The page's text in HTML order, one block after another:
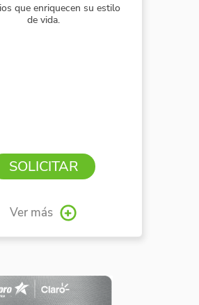
que enriquecen su estilo
de vida.
SOLICITAR
Ver más